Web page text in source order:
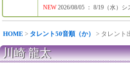
NEW2026/08/05 ： 8/19（水）
HOME > タレント50音順（か） > タレント
川崎 龍太